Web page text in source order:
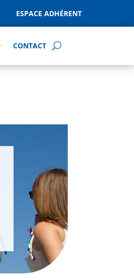
ESPACE ADHÉRENT
CONTACT